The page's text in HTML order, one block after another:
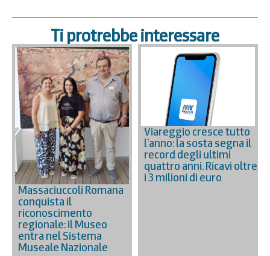
Ti protrebbe interessare
Massaciuccoli Romana
conquista il
riconoscimento
regionale: il Museo
entra nel Sistema
Museale Nazionale
Viareggio cresce tutto
l’anno: la sosta segna il
record degli ultimi
quattro anni. Ricavi oltre
i 3 milioni di euro